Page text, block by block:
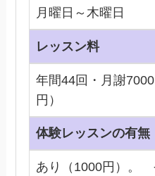
月曜日～木曜日
レッスン料
年間44回・月謝
円）
体験レッスンの有無
あり（1000円）。